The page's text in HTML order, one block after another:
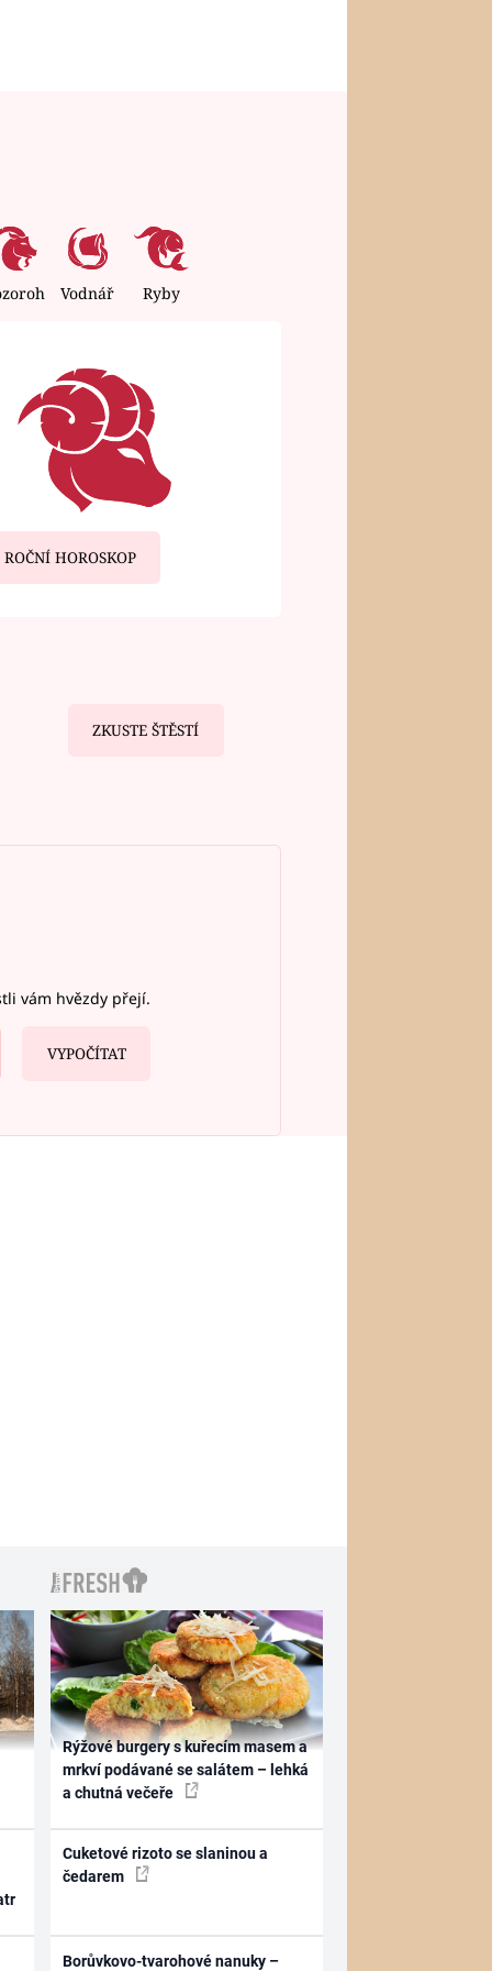
Vodnář Ryby
ROČNÍ HOROSKOP
ZKUSTE ŠTĚSTÍ
vám hvězdy přejí.
VYPOČÍTAT
Rýžové burgery s kuřecím masem a
mrkví podávané se salátem – lehká
a chutná večeře
Cuketové rizoto se slaninou a
čedarem
Borůvkovo-tvarohové nanuky –